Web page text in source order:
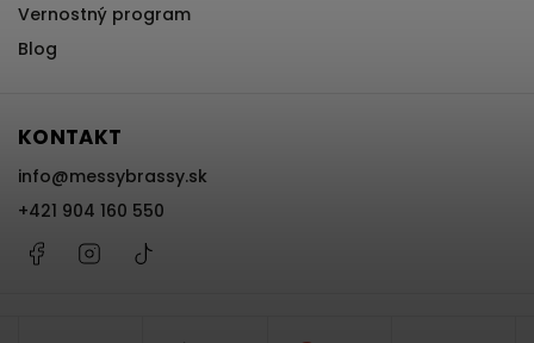
Vernostný program
Blog
KONTAKT
info@messybrassy.sk
+421 904 160 550
FacebookInstagram